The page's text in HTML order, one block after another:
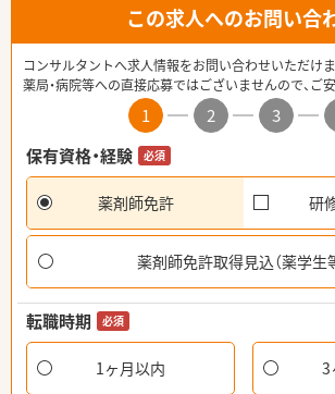
この求人へのお問い合
コンサルタントへ求人情報をお問い合わせいただけま
薬局・病院等への直接応募ではございませんので、ご
1 2 3
保有資格・経験
必須
薬剤師免許 研
薬剤師免許取得見込（薬学生
転職時期 必須
1ヶ月以内 3